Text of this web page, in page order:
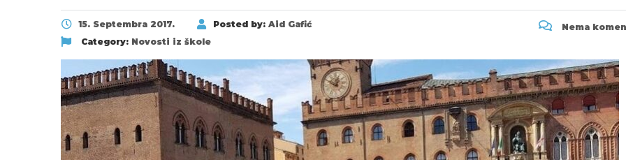
15. Septembra 2017. Posted by: Aid Gafić
Category: Novosti iz škole
Nema